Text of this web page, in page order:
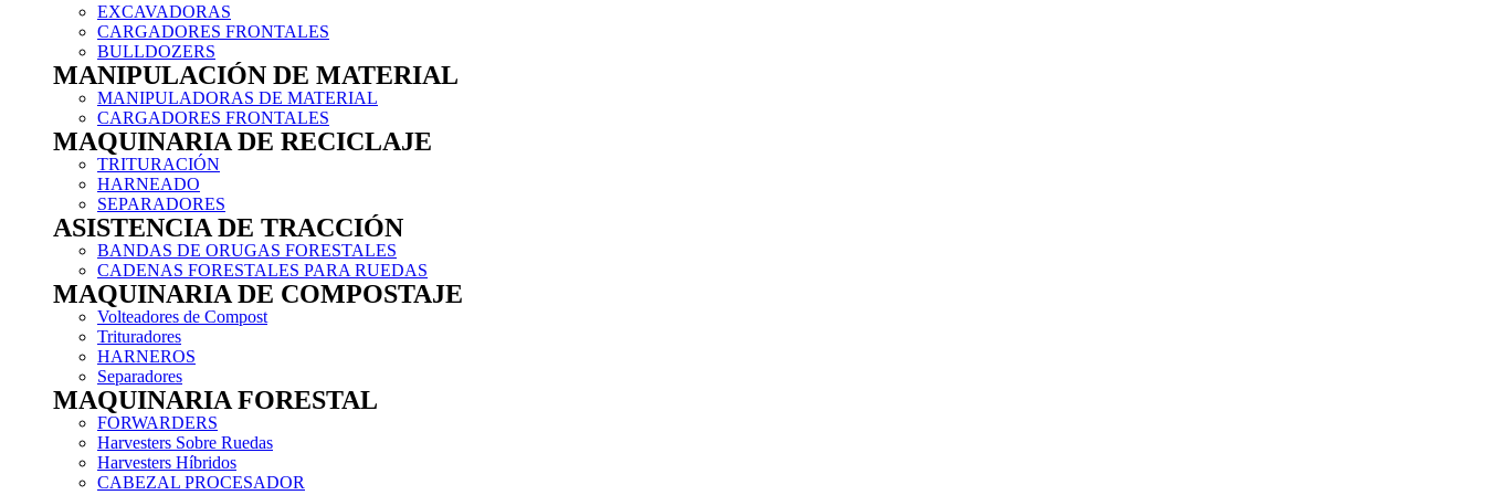
EXCAVADORAS
CARGADORES FRONTALES
BULLDOZERS
MANIPULACIÓN DE MATERIAL
MANIPULADORAS DE MATERIAL
CARGADORES FRONTALES
MAQUINARIA DE RECICLAJE
TRITURACIÓN
HARNEADO
SEPARADORES
ASISTENCIA DE TRACCIÓN
BANDAS DE ORUGAS FORESTALES
CADENAS FORESTALES PARA RUEDAS
MAQUINARIA DE COMPOSTAJE
Volteadores de Compost
Trituradores
HARNEROS
Separadores
MAQUINARIA FORESTAL
FORWARDERS
Harvesters Sobre Ruedas
Harvesters Híbridos
CABEZAL PROCESADOR